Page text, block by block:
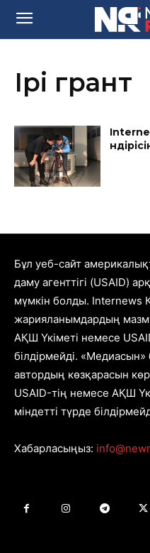
Ірі грант
Бұл уеб-сайт
даму агенттігі (USAID)
мүмкін болды. Internews
жарияланымдардың
АҚШ Үкіметі немесе
білдірмейді.
автордың көзқарасын
USAID-тің немесе АҚШ
міндетті түрде
Хабарласыңыз: